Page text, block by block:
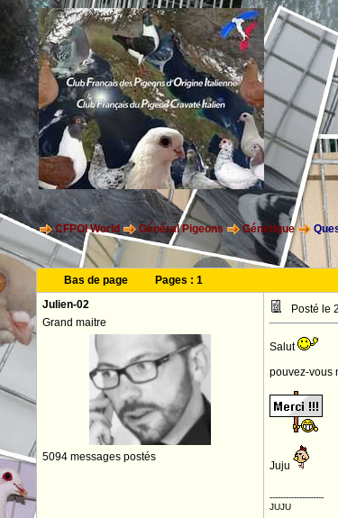
CFPOI World Général Pigeons Génétique
Bas de page Pages : 1
Julien-02
Grand maitre
5094 messages postés
Posté le
Salut
pouvez-vous
Juju
--------------------
JUJU